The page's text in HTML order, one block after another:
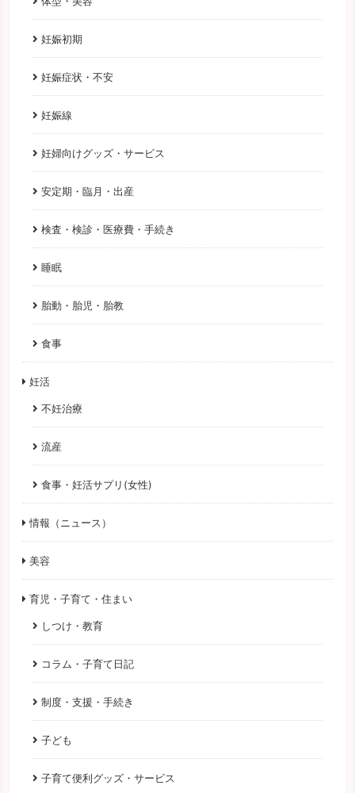
妊娠初期
妊娠症状・不安
妊娠線
妊婦向けグッズ・サービス
安定期・臨月・出産
検査・検診・医療費・手続き
睡眠
胎動・胎児・胎教
食事
妊活
不妊治療
流産
食事・妊活サプリ(女性)
情報（ニュース）
美容
育児・子育て・住まい
しつけ・教育
コラム・子育て日記
制度・支援・手続き
子ども
子育て便利グッズ・サービス